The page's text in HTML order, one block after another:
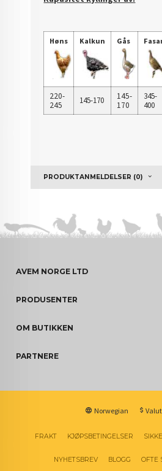
Høns Kalkun Gås
220-
245
145-170
145-
170
345-
400
PRODUKTANMELDELSER (0)
AVEM NORGE LTD
PRODUSENTER
OM BUTIKKEN
PARTNERE
Norwegian
FRAKT KJØPSBETINGELSER
NYHETSBREV BLOGG OFTE